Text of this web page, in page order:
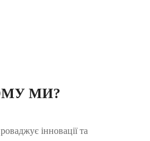
МИ?
інновації та